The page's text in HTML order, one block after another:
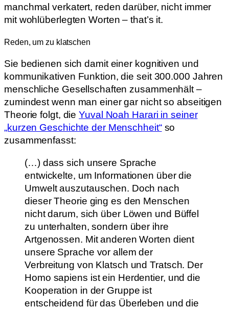
manchmal verkatert, reden darüber, nicht immer
mit wohlüberlegten Worten – that’s it.
Reden, um zu klatschen
Sie bedienen sich damit einer kognitiven und
kommunikativen Funktion, die seit 300.000 Jahren
menschliche Gesellschaften zusammenhält –
zumindest wenn man einer gar nicht so abseitigen
Theorie folgt, dieYuval Noah Harari in seiner
„kurzen Geschichte der Menschheit“so
zusammenfasst:
(…) dass sich unsere Sprache
entwickelte, um Informationen über die
Umwelt auszutauschen. Doch nach
dieser Theorie ging es den Menschen
nicht darum, sich über Löwen und Büffel
zu unterhalten, sondern über ihre
Artgenossen. Mit anderen Worten dient
unsere Sprache vor allem der
Verbreitung von Klatsch und Tratsch. Der
Homo sapiens ist ein Herdentier, und die
Kooperation in der Gruppe ist
entscheidend für das Überleben und die